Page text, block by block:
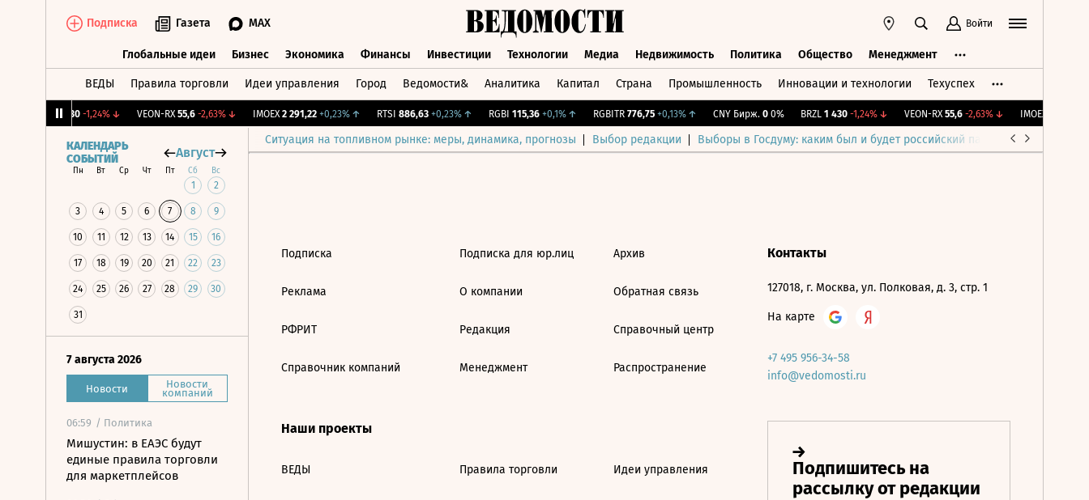
Подписка Газета MAX Войти
Глобальные идеи Бизнес Экономика Финансы Инвестиции Технологии Медиа Недвижимость Политика Общество Менеджмент
ВЕДЫ Правила торговли Идеи управления Город Ведомости& Аналитика Капитал Страна Промышленность Инновации и технологии Техуспех
1 430 -1,24%↓ VEON-RX 55,6 -2,63%↓ IMOEX 2 291,22 +0,23%↑ RTSI 886,63 +0,23%↑ RGBI 115,36 +0,1%↑ RGBITR 776,75 +0,13%↑ CNY Бирж. 0 0% BRZL 1 430 -1,24%↓ VEON-RX 55,6 -2,63%↓ IMOEX 2 291,22
Ситуация на топливном рынке: меры, динамика, прогнозы Выбор редакции Выборы в Госдуму: каким был и будет российский парламент
КАЛЕНДАРЬ
СОБЫТИЙ
Август
Пн Вт Ср Чт Пт Сб Вс
1 2
3 4 5 6 7 8 9
10 11 12 13 14 15 16
17 18 19 20 21 22 23
24 25 26 27 28 29 30
31
7 августа 2026
Новости Новости
компаний
06:59 / Политика
Мишустин: в ЕАЭС будут
единые правила торговли
для маркетплейсов
Подписка
Реклама
РФРИТ
Справочник компаний
Подписка для юр.лиц
О компании
Редакция
Менеджмент
Архив
Обратная связь
Справочный центр
Распространение
Наши проекты
ВЕДЫ Правила торговли Идеи управления
Контакты
127018, г. Москва, ул. Полковая, д. 3, стр. 1
На карте
+7 495 956-34-58
info@vedomosti.ru